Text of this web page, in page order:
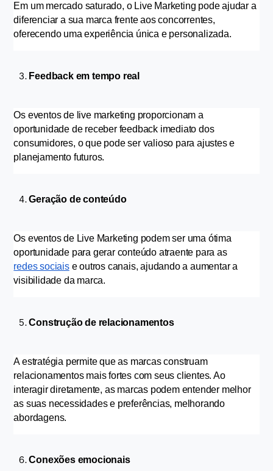
Em um mercado saturado, o Live Marketing pode ajudar a
diferenciar a sua marca frente aos concorrentes,
oferecendo uma experiência única e personalizada.
Feedback em tempo real
Os eventos de live marketing proporcionam a
oportunidade de receber feedback imediato dos
consumidores, o que pode ser valioso para ajustes e
planejamento futuros.
Geração de conteúdo
Os eventos de Live Marketing podem ser uma ótima
oportunidade para gerar conteúdo atraente para as
redes sociais e outros canais, ajudando a aumentar a
visibilidade da marca.
Construção de relacionamentos
A estratégia permite que as marcas construam
relacionamentos mais fortes com seus clientes. Ao
interagir diretamente, as marcas podem entender melhor
as suas necessidades e preferências, melhorando
abordagens.
Conexões emocionais